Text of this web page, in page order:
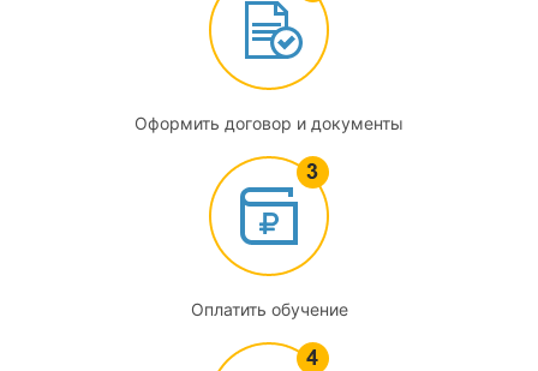
Сравнительный анализ ГОСТ Р ИСО 9001-2015 с
грядущим ISO 9001:2026. Что меняется кардинально, а
что остается неизменным. Почему новая версия — не
1.4
Терминология, которая будет актуальна и через год.
Разбор понятий с прицелом на трактовку в ISO 9001:2026:
«контекст», «риск и возможность» (теперь разделены),
«документированная информация», «результативность» и
Оформить договор и документы
Оплатить обучение